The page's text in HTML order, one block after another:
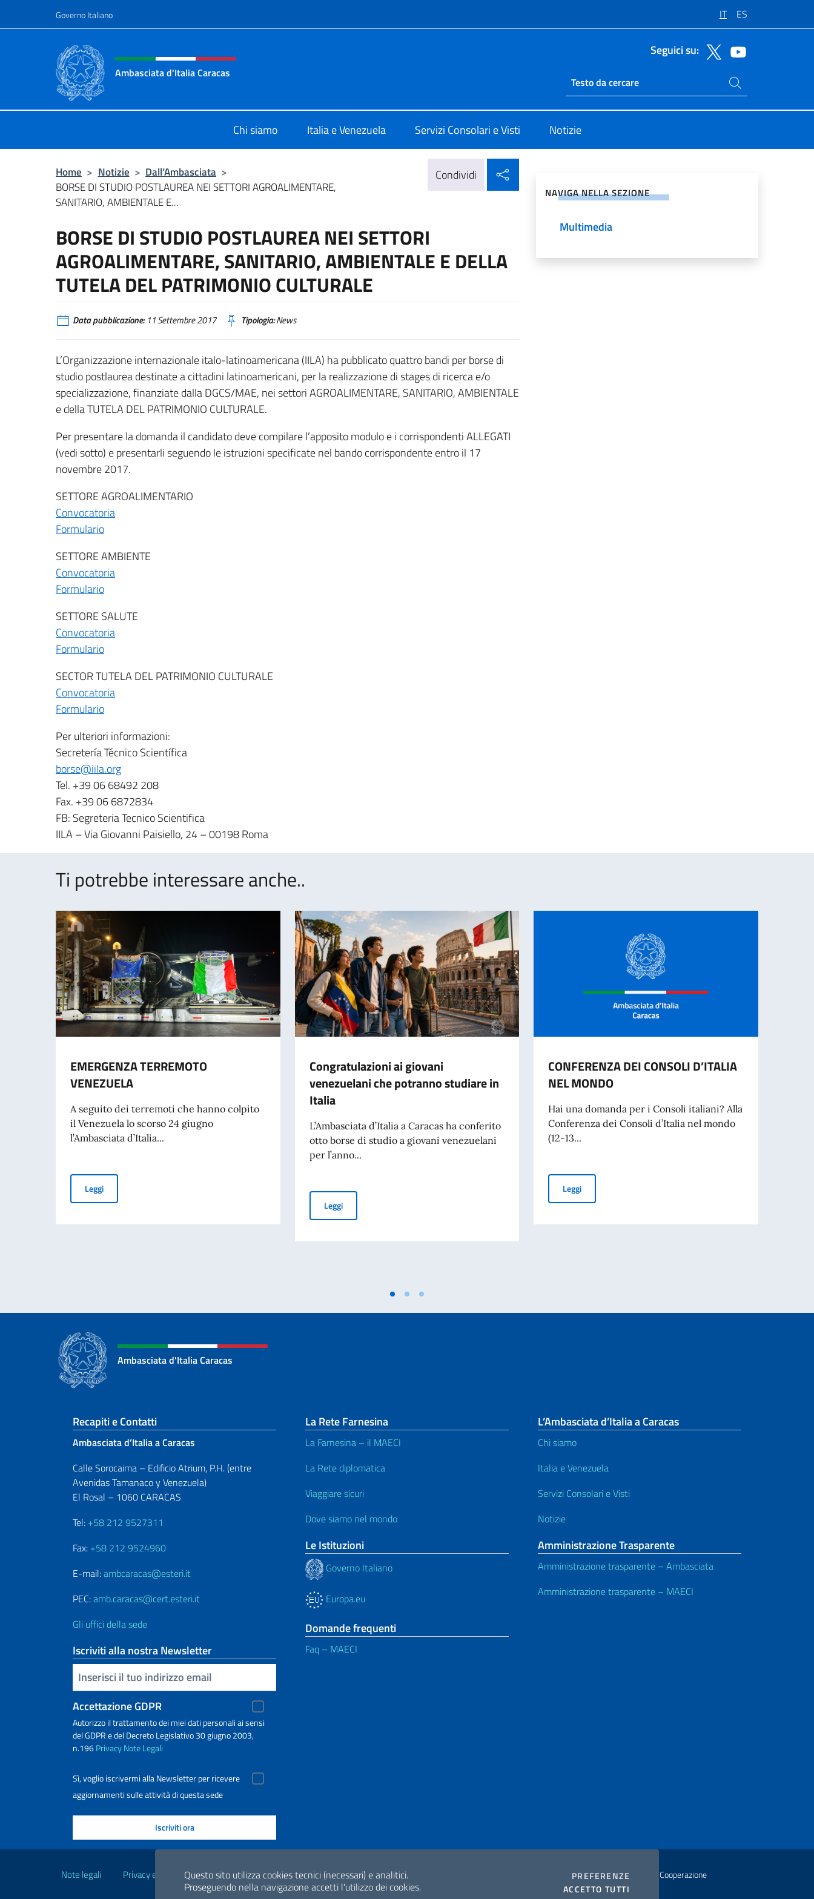
Questo sito utilizza cookies tecnici (necessari) e analitici.
Proseguendo nella navigazione accetti l'utilizzo dei cookies.
PREFERENZE COOKIES
ACCETTO TUTTI
Governo Italiano IT ES
Intestazione sito, social e menù
Ambasciata d'Italia Caracas
Seguici su:
Ricerca sito live
Cerca nel sito
Chi siamo Italia e Venezuela Servizi Consolari e Visti Notizie
Home > Notizie > Dall’Ambasciata >
BORSE DI STUDIO POSTLAUREA NEI SETTORI AGROALIMENTARE,
SANITARIO, AMBIENTALE E...
Condividi
BORSE DI STUDIO POSTLAUREA NEI SETTORI
AGROALIMENTARE, SANITARIO, AMBIENTALE E DELLA
TUTELA DEL PATRIMONIO CULTURALE
Data pubblicazione:11 Settembre 2017 Tipologia:News
L’Organizzazione internazionale italo-latinoamericana (IILA) ha pubblicato quattro bandi per borse di
studio postlaurea destinate a cittadini latinoamericani, per la realizzazione di stages di ricerca e/o
specializzazione, finanziate dalla DGCS/MAE, nei settori AGROALIMENTARE, SANITARIO, AMBIENTALE
e della TUTELA DEL PATRIMONIO CULTURALE.
Per presentare la domanda il candidato deve compilare l’apposito modulo e i corrispondenti ALLEGATI
(vedi sotto) e presentarli seguendo le istruzioni specificate nel bando corrispondente entro il 17
novembre 2017.
SETTORE AGROALIMENTARIO
Convocatoria
Formulario
SETTORE AMBIENTE
Convocatoria
Formulario
SETTORE SALUTE
Convocatoria
Formulario
SECTOR TUTELA DEL PATRIMONIO CULTURALE
Convocatoria
Formulario
Per ulteriori informazioni:
Secretería Técnico Scientífica
borse@iila.org
Tel. +39 06 68492 208
Fax. +39 06 6872834
FB: Segreteria Tecnico Scientifica
IILA – Via Giovanni Paisiello, 24 – 00198 Roma
NAVIGA NELLA SEZIONE
Multimedia
Ti potrebbe interessare anche..
EMERGENZA TERREMOTO
VENEZUELA
A seguito dei terremoti che hanno colpito
il Venezuela lo scorso 24 giugno
l’Ambasciata d’Italia...
LeggiEMERGENZA TERREMOTO VENEZUELA
Congratulazioni ai giovani
venezuelani che potranno studiare in
Italia
L’Ambasciata d’Italia a Caracas ha conferito
otto borse di studio a giovani venezuelani
per l’anno...
LeggiCongratulazioni ai giovani venezuelani che potranno studiare in Italia
CONFERENZA DEI CONSOLI D’ITALIA
NEL MONDO
Hai una domanda per i Consoli italiani? Alla
Conferenza dei Consoli d’Italia nel mondo
(12-13...
LeggiCONFERENZA DEI CONSOLI D’ITALIA NEL MONDO
Ambasciata d'Italia Caracas
Sezione footer
Recapiti e Contatti
Ambasciata d’Italia a Caracas
Calle Sorocaima – Edificio Atrium, P.H. (entre
Avenidas Tamanaco y Venezuela)
El Rosal – 1060 CARACAS
Tel: +58 212 9527311
Fax: +58 212 9524960
E-mail:ambcaracas@esteri.it
PEC:amb.caracas@cert.esteri.it
Gli uffici della sede
Iscriviti alla nostra Newsletter
Inserisci la tua email
Accettazione GDPR
Autorizzo il trattamento dei miei dati personali ai sensi
del GDPR e del Decreto Legislativo 30 giugno 2003,
n.196PrivacyNote Legali
Sì, voglio iscrivermi alla Newsletter per ricevere
aggiornamenti sulle attività di questa sede
La Rete Farnesina
La Farnesina – il MAECI
La Rete diplomatica
Viaggiare sicuri
Dove siamo nel mondo
Le Istituzioni
Governo Italiano
Europa.eu
Domande frequenti
Faq – MAECI
L’Ambasciata d’Italia a Caracas
Chi siamo
Italia e Venezuela
Servizi Consolari e Visti
Notizie
Amministrazione Trasparente
Amministrazione trasparente – Ambasciata
Amministrazione trasparente – MAECI
Note legali Privacy e cookie policy Dichiarazione di accessibilità
2026 Copyright Ministero degli Affari Esteri e della Cooperazione